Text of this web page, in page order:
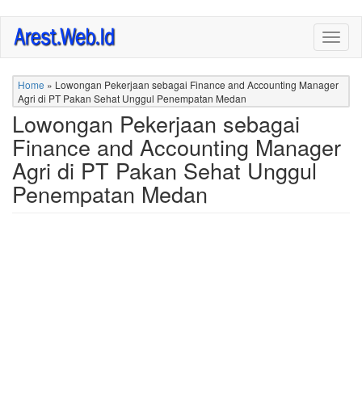
Skip
main
content
Home » Lowongan Pekerjaan sebagai Finance and Accounting Manager
Agri di PT Pakan Sehat Unggul Penempatan Medan
Lowongan Pekerjaan sebagai
Finance and Accounting Manager
Agri di PT Pakan Sehat Unggul
Penempatan Medan